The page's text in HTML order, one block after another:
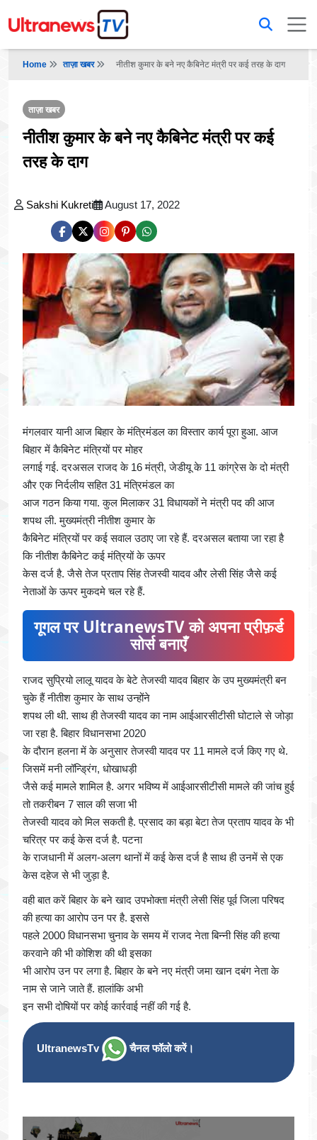
Home ताज़ा खबर नीतीश कुमार के बने नए कैबिनेट मंत्री पर कई तरह के दाग
ताज़ा खबर
नीतीश कुमार के बने नए कैबिनेट मंत्री पर कई
तरह के दाग
Sakshi Kukreti August 17, 2022
मंगलवार यानी आज बिहार के मंत्रिमंडल का विस्तार कार्य पूरा हुआ. आज
बिहार में कैबिनेट मंत्रियों पर मोहर
लगाई गई. दरअसल राजद के 16 मंत्री, जेडीयू के 11 कांग्रेस के दो मंत्री
और एक निर्दलीय सहित 31 मंत्रिमंडल का
आज गठन किया गया. कुल मिलाकर 31 विधायकों ने मंत्री पद की आज
शपथ ली. मुख्यमंत्री नीतीश कुमार के
कैबिनेट मंत्रियों पर कई सवाल उठाए जा रहे हैं. दरअसल बताया जा रहा है
कि नीतीश कैबिनेट कई मंत्रियों के ऊपर
केस दर्ज है. जैसे तेज प्रताप सिंह तेजस्वी यादव और लेसी सिंह जैसे कई
नेताओं के ऊपर मुकदमे चल रहे हैं.
गूगल पर UltranewsTV को अपना प्रीफ़र्ड
सोर्स बनाएँ
राजद सुप्रियो लालू यादव के बेटे तेजस्वी यादव बिहार के उप मुख्यमंत्री बन
चुके हैं नीतीश कुमार के साथ उन्होंने
शपथ ली थी. साथ ही तेजस्वी यादव का नाम आईआरसीटीसी घोटाले से जोड़ा
जा रहा है. बिहार विधानसभा 2020
के दौरान हलना में के अनुसार तेजस्वी यादव पर 11 मामले दर्ज किए गए थे.
जिसमें मनी लॉन्ड्रिंग, धोखाधड़ी
जैसे कई मामले शामिल है. अगर भविष्य में आईआरसीटीसी मामले की जांच हुई
तो तकरीबन 7 साल की सजा भी
तेजस्वी यादव को मिल सकती है. प्रसाद का बड़ा बेटा तेज प्रताप यादव के भी
चरित्र पर कई केस दर्ज है. पटना
के राजधानी में अलग-अलग थानों में कई केस दर्ज है साथ ही उनमें से एक
केस दहेज से भी जुड़ा है.
वही बात करें बिहार के बने खाद उपभोक्ता मंत्री लेसी सिंह पूर्व जिला परिषद
की हत्या का आरोप उन पर है. इससे
पहले 2000 विधानसभा चुनाव के समय में राजद नेता बिन्नी सिंह की हत्या
करवाने की भी कोशिश की थी इसका
भी आरोप उन पर लगा है. बिहार के बने नए मंत्री जमा खान दबंग नेता के
नाम से जाने जाते हैं. हालांकि अभी
इन सभी दोषियों पर कोई कार्रवाई नहीं की गई है.
UltranewsTv चैनल फॉलो करें।